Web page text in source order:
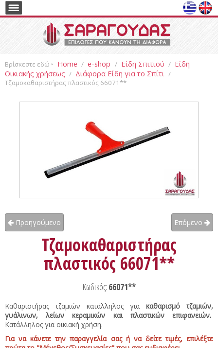
Βρίσκεστε εδώ ‣ Home / e-shop / Είδη Σπιτιού / Είδη
Οικιακής χρήσεως / Διάφορα Είδη για το Σπίτι /
Τζαμοκαθαριστήρας πλαστικός 66071**
Προηγούμενο Επόμενο
Τζαμοκαθαριστήρας
πλαστικός 66071**
Κωδικός: 66071**
Καθαριστήρας τζαμιών κατάλληλος για καθαρισμό τζαμιών,
γυάλινων, λείων κεραμικών και πλαστικών επιφανειών.
Κατάλληλος για οικιακή χρήση.
Για να κάνετε την παραγγελία σας ή να δείτε τιμές, επιλέξτε